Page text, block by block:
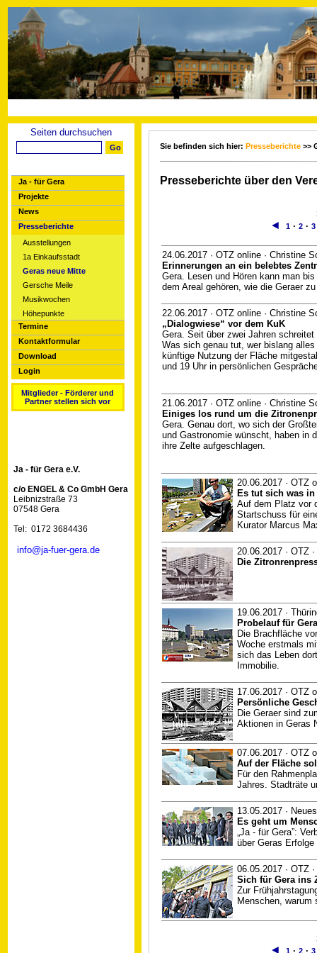
Seiten durchsuchen
Ja - für Gera
Projekte
News
Presseberichte
Ausstellungen
1a Einkaufsstadt
Geras neue Mitte
Gersche Meile
Musikwochen
Höhepunkte
Termine
Kontaktformular
Download
Login
Mitglieder - Förderer und
Partner stellen sich vor
Ja - für Gera e.V.
c/o ENGEL & Co GmbH Gera
Leibnizstraße 73
07548 Gera
Tel: 0172 3684436
info@ja-fuer-gera.de
Sie befinden sich hier: Presseberichte>>
Presseberichte über den
◄ 1· 2· 3
24.06.2017 · OTZ online · Christine
Erinnerungen an ein belebtes
Gera. Lesen und Hören kann man
dem Areal gehören, wie die Geraer
22.06.2017 · OTZ online · Christine
„Dialogwiese“ vor dem KuK
Gera. Seit über zwei Jahren
Was sich genau tut, wer bislang
künftige Nutzung der Fläche
und 19 Uhr in persönlichen
21.06.2017 · OTZ online · Christine
Einiges los rund um die
Gera. Genau dort, wo sich der
und Gastronomie wünscht, ­haben in
ihre Zelte aufgeschlagen.
20.06.2017 · OTZ
Es tut sich was in
Auf dem Platz vor
Startschuss für
Kurator Marcus
20.06.2017 · OTZ
Die
19.06.2017 ·
Probelauf für
Die Brachfläche
Woche erstmals
sich das Leben
Immobilie.
17.06.2017 · OTZ
Persönliche
Die Geraer sind
Aktionen in Geras
07.06.2017 · OTZ
Auf der Fläche
Für den
Jahres. Stadträte
13.05.2017 ·
Es geht um
„Ja - für Gera”:
über Geras Erfolge
06.05.2017 · OTZ
Sich für Gera ins
Zur
Menschen, warum
◄ 1· 2· 3